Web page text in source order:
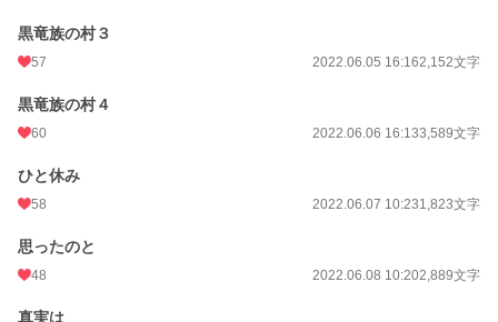
黒竜族の村３
57 2022.06.05 16:162,152文字
黒竜族の村４
60 2022.06.06 16:133,589文字
ひと休み
58 2022.06.07 10:231,823文字
思ったのと
48 2022.06.08 10:202,889文字
真実は